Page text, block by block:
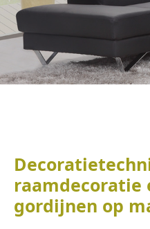
raamdecoratie
gordijnen op